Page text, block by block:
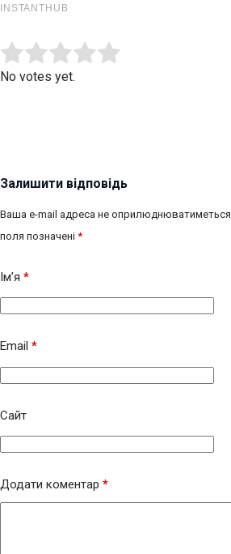
Rate this item:
No votes yet.
Залишити відповідь
Ваша e-mail адреса не оприлюднюватиметься.
поля позначені *
Ім’я *
Email *
Сайт
Додати коментар *